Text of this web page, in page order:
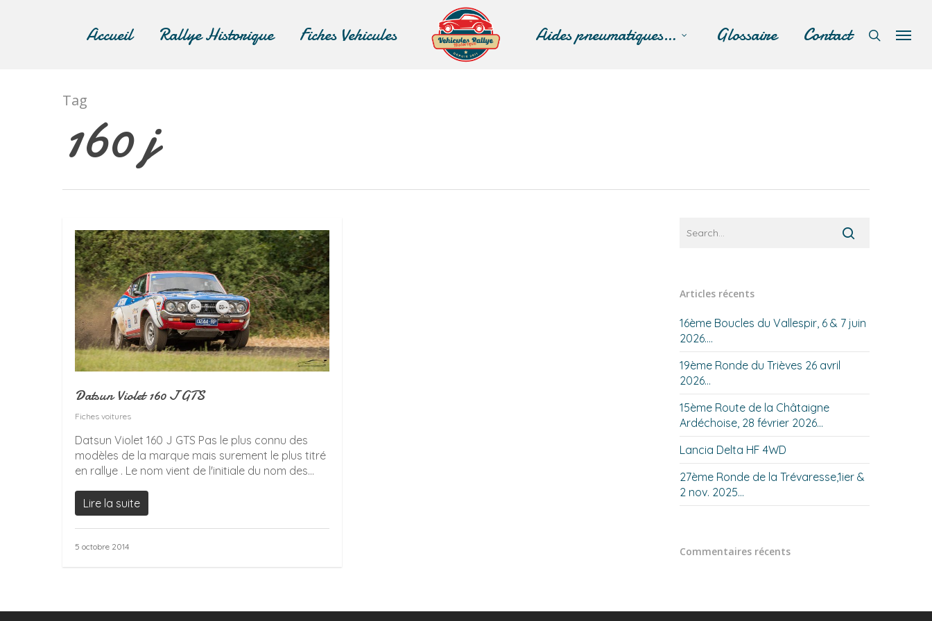
Accueil Rallye Historique Fiches Vehicules Aides pneumatiques… Glossaire Contact
Tag
160 j
Datsun Violet 160 J GTS
Fiches voitures
Datsun Violet 160 J GTS Pas le plus connu des
modèles de la marque mais surement le plus titré
en rallye . Le nom vient de l'initiale du nom des...
Lire la suite
5 octobre 2014
Articles récents
16ème Boucles du Vallespir, 6 & 7 juin
2026….
19ème Ronde du Trièves 26 avril
2026…
15ème Route de la Châtaigne
Ardéchoise, 28 février 2026…
Lancia Delta HF 4WD
27ème Ronde de la Trévaresse,1ier &
2 nov. 2025…
Commentaires récents